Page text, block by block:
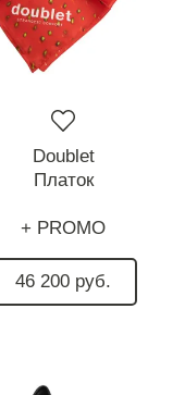
Doublet
Платок
+ PROMO
46 200 руб.